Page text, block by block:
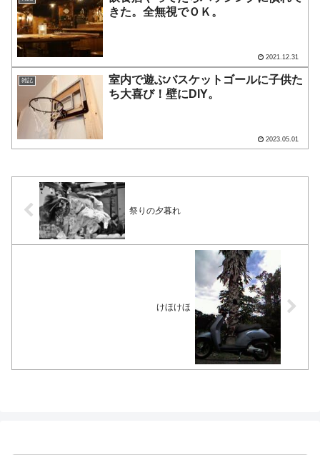
きた。全無視でＯＫ。
2021.12.31
雑記
室内で遊ぶバスケットゴールに子供た
ち大喜び！壁にDIY。
2023.05.01
祭りの夕暮れ
けほけほ